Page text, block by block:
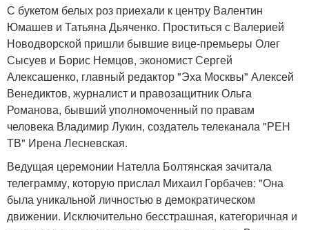
С букетом белых роз приехали к центру Валентин
Юмашев и Татьяна Дьяченко. Проститься с Валерией
Новодворской пришли бывшие вице-премьеры Олег
Сысуев и Борис Немцов, экономист Сергей
Алексашенко, главный редактор "Эха Москвы" Алексей
Венедиктов, журналист и правозащитник Ольга
Романова, бывший уполномоченный по правам
человека Владимир Лукин, создатель телеканала "РЕН
ТВ" Ирена Лесневская.
Ведущая церемонии Нателла Болтянская зачитала
телеграмму, которую прислал Михаил Горбачев: "Она
была уникальной личностью в демократическом
движении. Исключительно бесстрашная, категоричная и